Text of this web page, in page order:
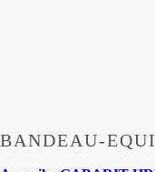
BANDEAU-